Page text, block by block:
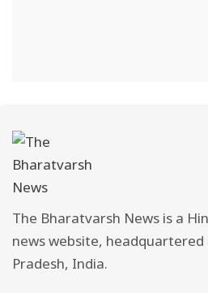
The Bharatvarsh News is a
news website,
Pradesh, India.